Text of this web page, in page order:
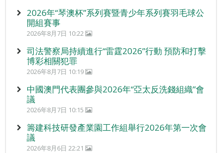
2026年“琴澳杯”系列賽暨青少年系列賽羽毛球公
開組賽事
2026年8月7日 10:22
司法警察局持續進行“雷霆2026”行動 預防和打擊
博彩相關犯罪
2026年8月7日 10:19
中國澳門代表團參與2026年“亞太反洗錢組織”會
議
2026年8月7日 10:15
籌建科技研發產業園工作組舉行2026年第一次會
議
2026年8月6日 22:21